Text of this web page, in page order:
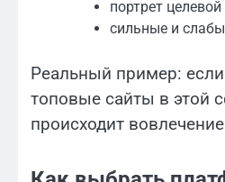
портрет
сильные и
Реальный пример: если
топовые сайты в этой
происходит